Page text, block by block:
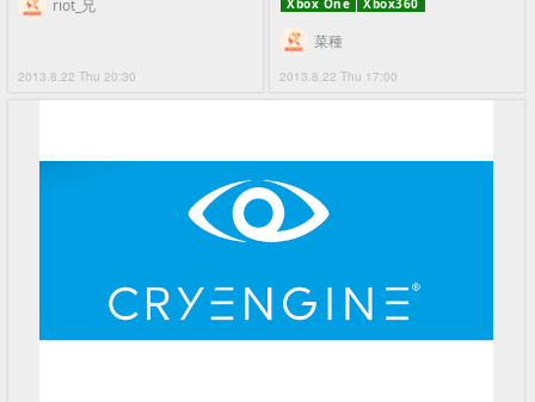
2013.8.22 Thu 20:30
riot_兄
Xbox One
Xbox360
2013.8.22 Thu 17:00
菜種